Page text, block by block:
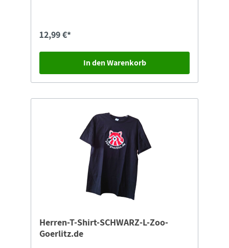
12,99 €*
In den Warenkorb
Herren-T-Shirt-SCHWARZ-L-Zoo-
Goerlitz.de